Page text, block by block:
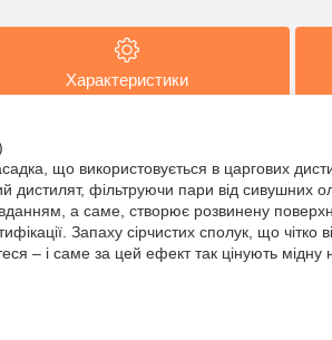
Характеристики
що використовується в царгових
фільтруючи пари від сивушних
а саме, створює розвинену
Запаху сірчистих сполук, що чітко
– і саме за цей ефект так цінують мідну